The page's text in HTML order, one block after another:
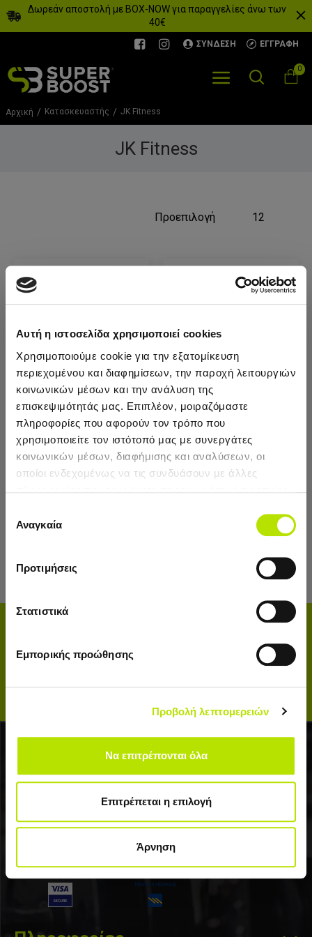
Αυτή η ιστοσελίδα χρησιμοποιεί cookies
Χρησιμοποιούμε cookie για την εξατομίκευση
περιεχομένου και διαφημίσεων, την παροχή λειτουργιών
κοινωνικών μέσων και την ανάλυση της
επισκεψιμότητάς μας. Επιπλέον, μοιραζόμαστε
πληροφορίες που αφορούν τον τρόπο που
χρησιμοποιείτε τον ιστότοπό μας με συνεργάτες
κοινωνικών μέσων, διαφήμισης και αναλύσεων, οι
οποίοι ενδεχομένως να τις συνδυάσουν με άλλες
των υπηρεσιών τους.
συγκατάθεσης
Αναγκαία
Προτιμήσεις
Στατιστικά
Εμπορικής προώθησης
Προβολή λεπτομερειών
Να επιτρέπονται όλα
Επιτρέπεται η επιλογή
Άρνηση
Newsletter
προσφορές μας!
Να μην εμφανιστεί ξανά.
Δωρεάν αποστολή με BOX-NOW για παραγγελίες άνω των
40€
ΣΎΝΔΕΣΗ ΕΓΓΡΑΦΉ
0
Αρχική Κατασκευαστής JK Fitness
JK Fitness
JK Fitness
Πάγκος Αναστροφής
JK Fitness D35
JK Fitness
Πάγκος Αναστροφής
JK Fitness JK-6015
Έχετε φτάσει στο τέλος της λίστας.
ΕΓΓΡΑΦΕΙΤΕ ΣΤΟ NEWSLETTER
Για να μαθαίνετε πρώτοι τα νέα μας και τις προσφορές μας
ΕΓΓΡΑΦΗ